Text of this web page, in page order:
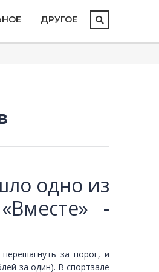
ДРУГОЕ
одно из
-
за порог, и
за один). В спортзале